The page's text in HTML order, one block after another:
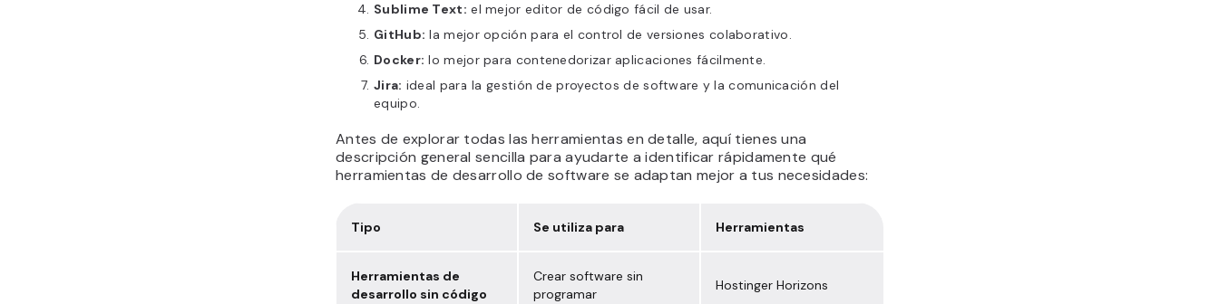
Sublime Text: el mejor editor de código fácil de usar.
GitHub: la mejor opción para el control de versiones colaborativo.
Docker: lo mejor para contenedorizar aplicaciones fácilmente.
Jira: ideal para la gestión de proyectos de software y la comunicación del
equipo.
Antes de explorar todas las herramientas en detalle, aquí tienes una
descripción general sencilla para ayudarte a identificar rápidamente qué
herramientas de desarrollo de software se adaptan mejor a tus necesidades:
Tipo Se utiliza para Herramientas
Herramientas de
desarrollo sin código
Crear software sin
programar
Hostinger Horizons